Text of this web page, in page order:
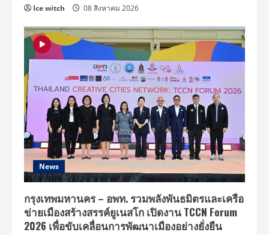
Ice witch 08 สิงหาคม 2026
News
กรุงเทพมหานคร – อพท. รวมพลังพันธมิตรและเครือ
ข่ายเมืองสร้างสรรค์ยูเนสโก เปิดงาน TCCN Forum
2026 เพื่อขับเคลื่อนการพัฒนาเมืองอย่างยั่งยืน